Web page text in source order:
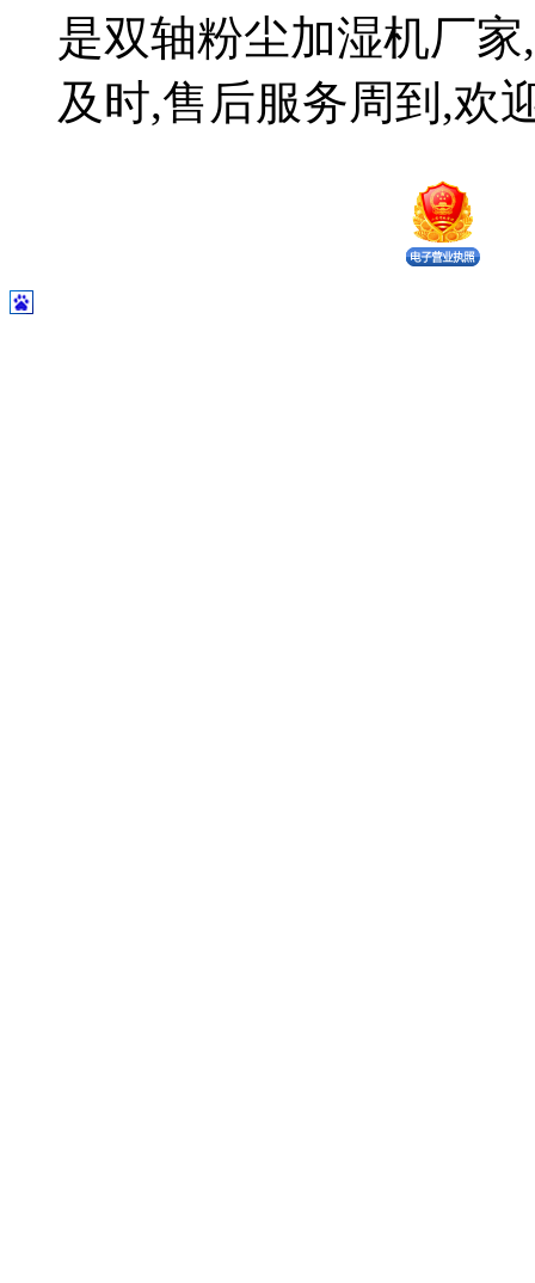
是双轴粉尘加湿机厂
及时,售后服务周到,欢